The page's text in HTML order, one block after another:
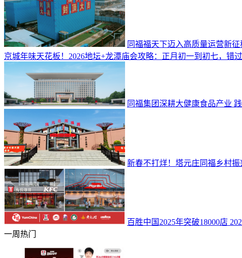
同福福天下迈入高质量运营新征
京城年味天花板！2026地坛+龙潭庙会攻略：正月初一到初七，错过
同福集团深耕大健康食品产业
新春不打烊！塔元庄同福乡村
百胜中国2025年突破18000店
一周热门